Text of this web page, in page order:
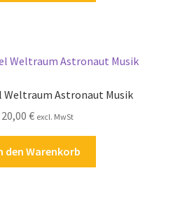
Weltraum Astronaut Musik
20,00 € excl. MwSt
den Warenkorb